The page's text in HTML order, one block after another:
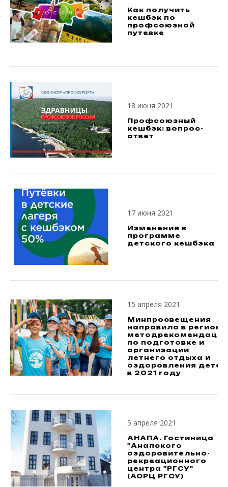
Как получить
кешбэк по
профсоюзной
путевке
18 июня 2021
Профсоюзный
кешбэк: вопрос-
ответ
17 июня 2021
Изменения в
программе
детского кешбэка
15 апреля 2021
Минпросвещения
направило в регионы
методрекомендации
по подготовке и
организации
летнего отдыха и
оздоровления детей
в 2021 году
5 апреля 2021
АНАПА. Гостиница
"Анапского
оздоровительно-
рекреационного
центра "РГСУ"
(АОРЦ РГСУ)